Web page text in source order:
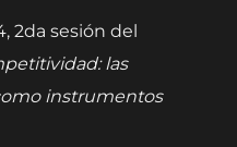
2da sesión del
las
instrumentos